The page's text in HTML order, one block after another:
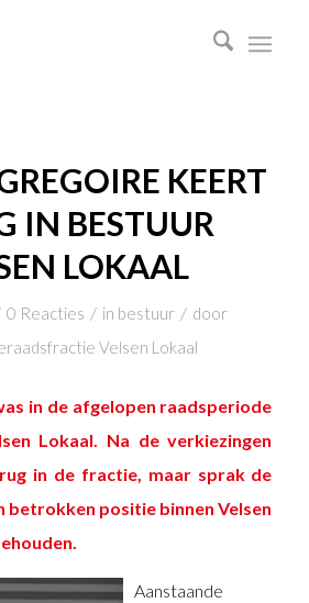
KEERT
IN BESTUUR
LOKAAL
0 Reacties / in bestuur / door
Velsen Lokaal
in de afgelopen raadsperiode
Lokaal. Na de verkiezingen
in de fractie, maar sprak de
betrokken positie binnen Velsen
Aanstaande